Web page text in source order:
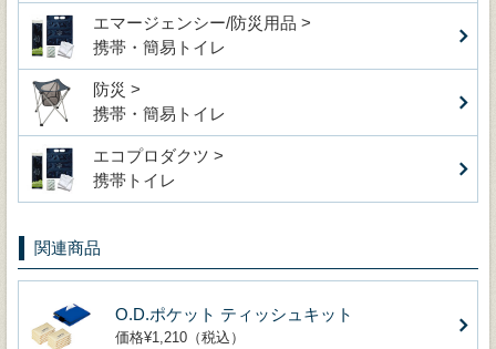
エマージェンシー/防災用品 >
携帯・簡易トイレ
防災 >
携帯・簡易トイレ
エコプロダクツ >
携帯トイレ
関連商品
O.D.ポケット ティッシュキット
価格¥1,210（税込）